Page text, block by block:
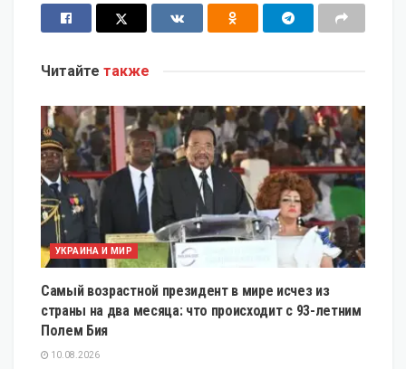
Читайте также
УКРАИНА И МИР
Самый возрастной президент в мире исчез из
страны на два месяца: что происходит с 93-летним
Полем Бия
10.08.2026